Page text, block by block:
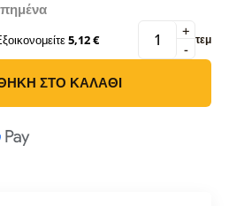
5,12 € -
+ τεμ
ΣΤΟ ΚΑΛΆΘΙ